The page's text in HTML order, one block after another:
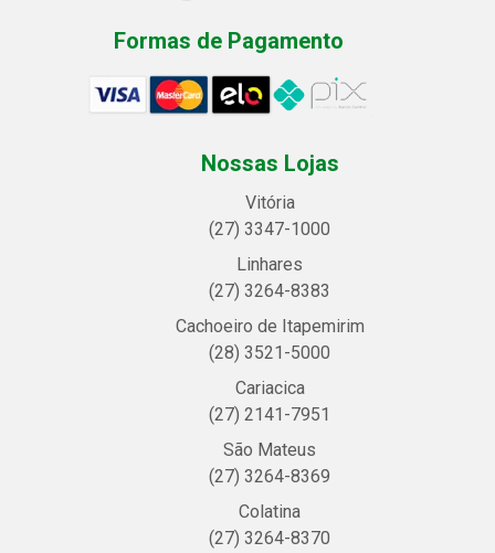
Formas de Pagamento
Nossas Lojas
Vitória
(27) 3347-1000
Linhares
(27) 3264-8383
Cachoeiro de Itapemirim
(28) 3521-5000
Cariacica
(27) 2141-7951
São Mateus
(27) 3264-8369
Colatina
(27) 3264-8370